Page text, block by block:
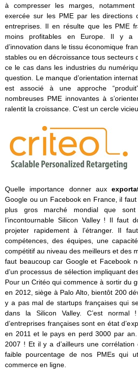
à compresser les marges,
exercée sur les PME par les directions
entreprises. Il en résulte que les PME
moins profitables en Europe. Il y a
d’innovation dans le tissu économique
stables ou en décroissance tous secteurs
ce le cas dans les industries du
question. Le manque d’orientation
est associé à une approche
nombreuses PME innovantes à
ralentit la croissance. C’est un cercle
Quelle importance donner aux
Google ou un Facebook en France, il
plus gros marché mondial que
l’incontournable Silicon Valley ! Il faut
projeter rapidement à l’étranger. Il
compétences, des équipes, une
compétitif au niveau des meilleurs et des
faut beaucoup car Google et Facebook
d’un processus de sélection impliquant
Pour un Critéo qui commence à sortir du
en 2012, siège à Palo Alto, bientôt 200
y a pas mal de startups françaises qui
dans la Silicon Valley. C’est normal
d’entreprises françaises sont en état
en 2011 et le pays en perd 3000 par
2007 ! Et il y a d’ailleurs une
faible pourcentage de nos PMEs qui
commerce en ligne.